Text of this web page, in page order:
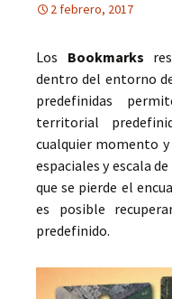
2 febrero, 2017
Los Bookmarks
dentro del entorno
predefinidas
territorial
cualquier momento
espaciales y escala
que se pierde el
es posible
predefinido.